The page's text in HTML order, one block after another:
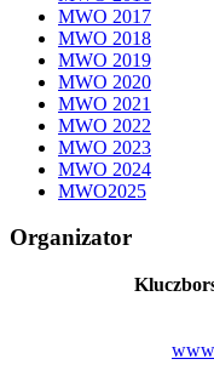
MWO 2017
MWO 2018
MWO 2019
MWO 2020
MWO 2021
MWO 2022
MWO 2023
MWO 2024
MWO2025
Organizator